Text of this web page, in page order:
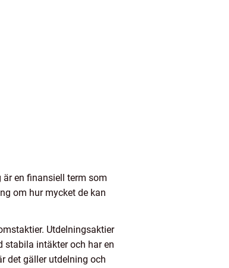
en finansiell term som
om hur mycket de kan
Utdelningsaktier
stabila intäkter och har en
det gäller utdelning och